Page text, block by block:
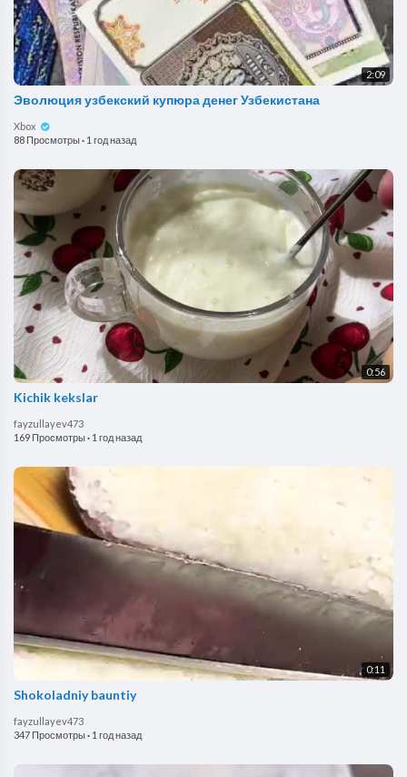
2:09
Эволюция узбекский купюра денег Узбекистана
Xbox
88 Просмотры· 1 год назад
0:56
Kichik kekslar
fayzullayev473
169 Просмотры· 1 год назад
0:11
Shokoladniy bauntiy
fayzullayev473
347 Просмотры· 1 год назад